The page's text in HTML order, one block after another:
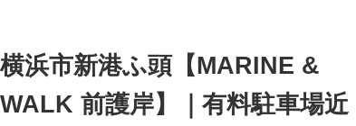
横浜市新港ふ頭【MARINE &
WALK 前護岸】｜有料駐車場近